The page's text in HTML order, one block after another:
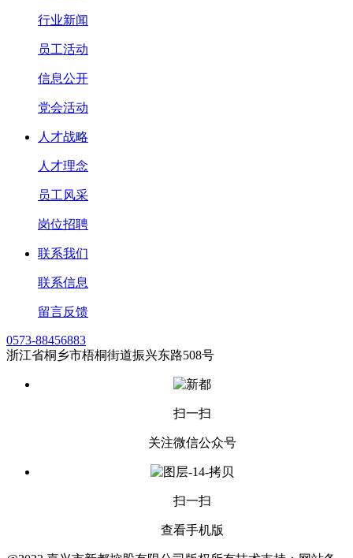
行业新闻
员工活动
信息公开
党会活动
人才战略
人才理念
员工风采
岗位招聘
联系我们
联系信息
留言反馈
0573-88456883
浙江省桐乡市梧桐街道振兴东路508号
扫一扫
关注微信公众号
扫一扫
查看手机版